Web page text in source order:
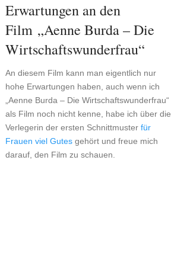
Erwartungen an den
Film „Aenne Burda – Die
Wirtschaftswunderfrau“
An diesem Film kann man eigentlich nur
hohe Erwartungen haben, auch wenn ich
„Aenne Burda – Die Wirtschaftswunderfrau“
als Film noch nicht kenne, habe ich über die
Verlegerin der ersten Schnittmuster für
Frauen viel Gutesgehört und freue mich
darauf, den Film zu schauen.